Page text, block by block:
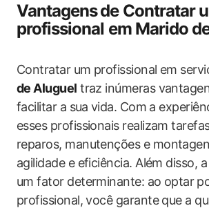
Vantagens⁣ de Contratar
profissional em Marido
Contratar um profissional em
de Aluguel traz inúmeras
facilitar a sua⁤ vida. Com a
esses profissionais realizam
reparos, manutenções e
agilidade e eficiência. Além disso,
um fator determinante: ao optar⁤
profissional, você garante que ‍a